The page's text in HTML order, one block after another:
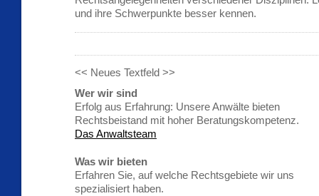
und ihre Schwerpunkte besser kennen.
<< Neues Textfeld >>
Wer wir sind
Erfolg aus Erfahrung: Unsere Anwälte bieten
Rechtsbeistand mit hoher Beratungskompetenz.
Das Anwaltsteam
Was wir bieten
Erfahren Sie, auf welche Rechtsgebiete wir uns
spezialisiert haben.